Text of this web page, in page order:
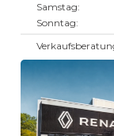
Samstag:
Sonntag: